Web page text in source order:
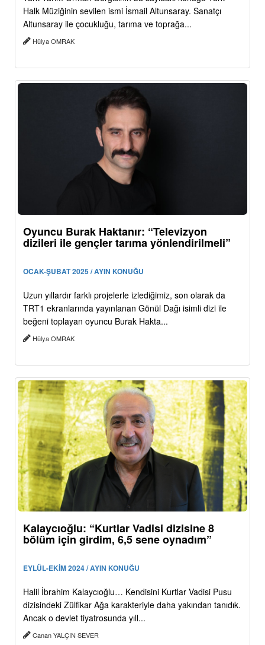
Halk Müziğinin sevilen ismi İsmail Altunsaray. Sanatçı
Altunsaray ile çocukluğu, tarıma ve toprağa...
Hülya OMRAK
Oyuncu Burak Haktanır: “Televizyon
dizileri ile gençler tarıma yönlendirilmeli”
OCAK-ŞUBAT 2025 / AYIN KONUĞU
Uzun yıllardır farklı projelerle izlediğimiz, son olarak da
TRT1 ekranlarında yayınlanan Gönül Dağı isimli dizi ile
beğeni toplayan oyuncu Burak Hakta...
Hülya OMRAK
Kalaycıoğlu: “Kurtlar Vadisi dizisine 8
bölüm için girdim, 6,5 sene oynadım”
EYLÜL-EKİM 2024 / AYIN KONUĞU
Halil İbrahim Kalaycıoğlu… Kendisini Kurtlar Vadisi Pusu
dizisindeki Zülfikar Ağa karakteriyle daha yakından tanıdık.
Ancak o devlet tiyatrosunda yıll...
Canan YALÇIN SEVER